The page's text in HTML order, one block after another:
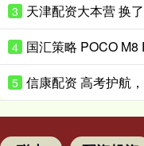
3
4
5 信康配资 高考护航